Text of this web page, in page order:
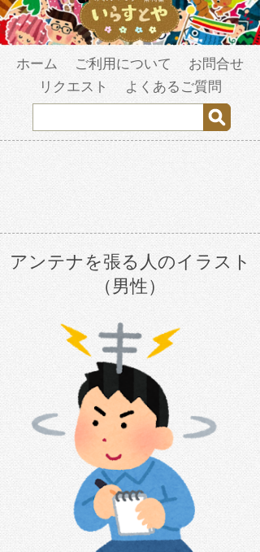
ホーム ご利用について
お問合せ
リクエスト
よくあるご質問
アンテナを張る人のイラスト
（男性）